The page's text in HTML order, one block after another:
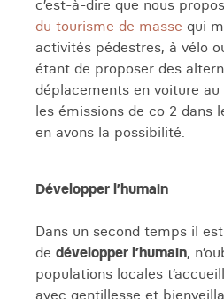
c’est-à-dire que nous
du tourisme de masse qui
activités pédestres, à vélo
étant de proposer des
déplacements en voiture
les émissions de co 2 dans
en avons la possibilité.
Développer l’humain
Dans un second temps il
de développer l’humain,
populations locales
avec gentillesse et